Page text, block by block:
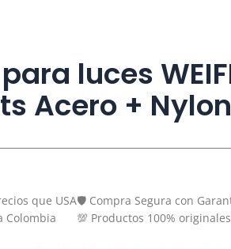
luces
Acero + Nylon
que USA
Colombia
🛡️ Compra Segura con
💯 Productos 100% originales